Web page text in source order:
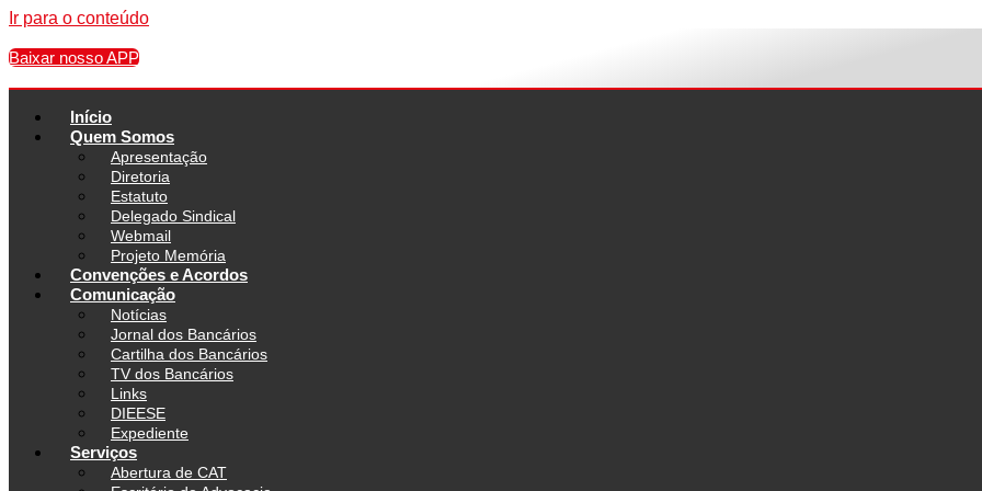
Ir para o conteúdo
Baixar nosso APP
Início
Quem Somos
Apresentação
Diretoria
Estatuto
Delegado Sindical
Webmail
Projeto Memória
Convenções e Acordos
Comunicação
Notícias
Jornal dos Bancários
Cartilha dos Bancários
TV dos Bancários
Links
DIEESE
Expediente
Serviços
Abertura de CAT